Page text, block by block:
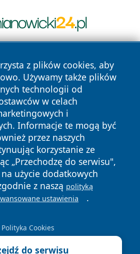
z plików cookies, aby
Używamy także plików
technologii od
w celach
i
Informacje te mogą być
przez naszych
korzystanie ze
„Przechodzę do serwisu",
użycie dodatkowych
z naszą polityką
ustawienia .
Polityka Cookies
do serwisu
Wszystkie prawa
Polityka
Cookies